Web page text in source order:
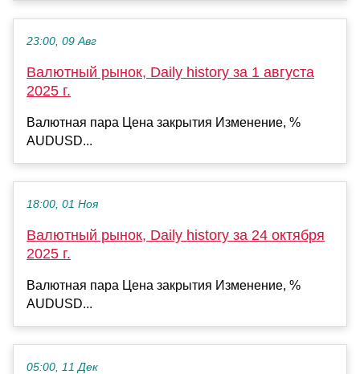
23:00, 09 Авг
Валютный рынок, Daily history за 1 августа
2025 г.
Валютная пара Цена закрытия Изменение, %
AUDUSD...
18:00, 01 Ноя
Валютный рынок, Daily history за 24 октября
2025 г.
Валютная пара Цена закрытия Изменение, %
AUDUSD...
05:00, 11 Дек